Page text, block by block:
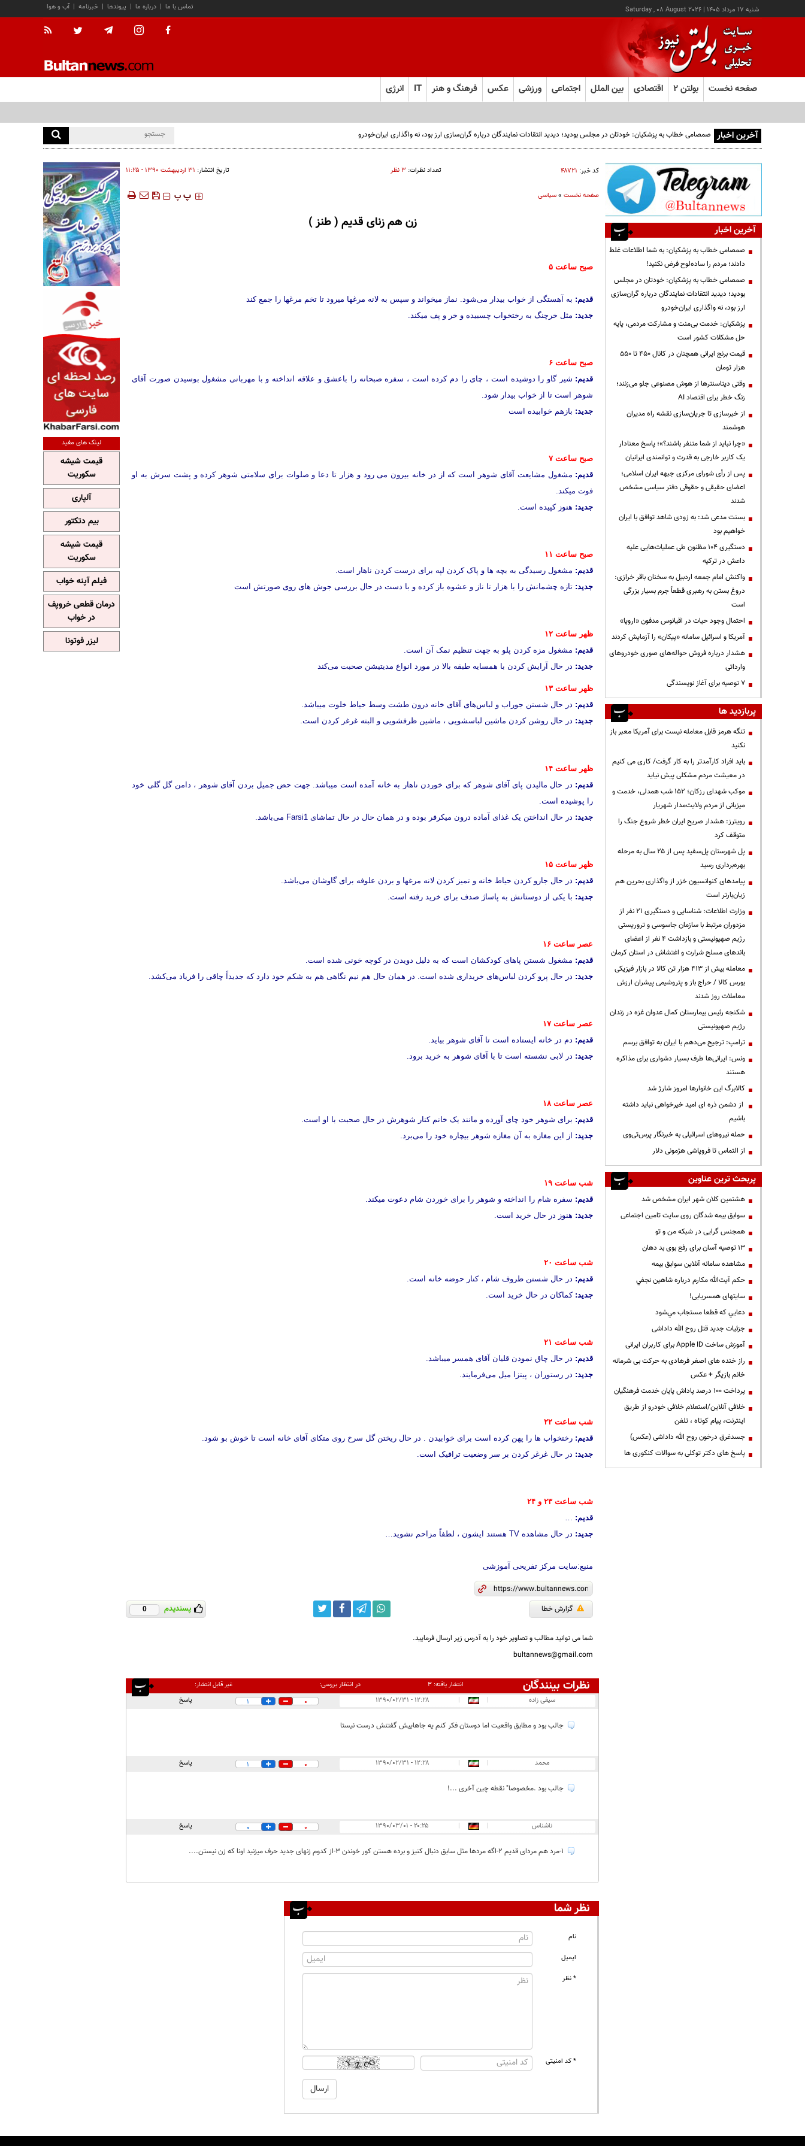
شنبه ۱۷ مرداد ۱۴۰۵ |
Saturday , 08 August 2026 آب و هوا | خبرنامه | پیوندها | درباره ما | تماس با ما
صفحه نخست بولتن ۲ اقتصادی بین الملل اجتماعی ورزشی عکس فرهنگ و هنر IT انرژی
آخرین اخبار صمصامی خطاب به پزشکیان: خودتان در مجلس بودید؛ دیدید انتقادات نمایندگان درباره گران‌سازی ارز بود، نه واگذاری ایران‌خودرو
کد خبر: ۴۸۷۲۱ تعداد نظرات: ۳ نظر تاریخ انتشار: ۳۱ ارديبهشت ۱۳۹۰ - ۱۱:۲۵
صفحه نخست»سیاسی ‍‍‍ پ پ
زن هم زنای قدیم ( طنز )
صبح ساعت ۵
قدیم: به آهستگی از خواب بیدار می‌شود. نماز میخواند و سپس به لانه مرغها میرود تا تخم مرغها را جمع کند
جدید: مثل خرچنگ به رختخواب چسبیده و خر و پف میکند.
صبح ساعت ۶
قدیم: شیر گاو را دوشیده است ، چای را دم کرده است ، سفره صبحانه را باعشق و علاقه انداخته و با مهربانی مشغول بوسیدن صورت آقای
شوهر است تا از خواب بیدار شود.
جدید: بازهم خوابیده است
صبح ساعت ۷
قدیم: مشغول مشایعت آقای شوهر است که از در خانه بیرون می رود و هزار تا دعا و صلوات برای سلامتی شوهر کرده و پشت سرش به او
فوت میکند.
جدید: هنوز کپیده است.
صبح ساعت ۱۱
قدیم: مشغول رسیدگی به بچه ها و پاک کردن لپه برای درست کردن ناهار است.
جدید: تازه چشمانش را با هزار تا ناز و عشوه باز کرده و با دست در حال بررسی جوش های روی صورتش است
ظهر ساعت ۱۲
قدیم: مشغول مزه کردن پلو به جهت تنظیم نمک آن است.
جدید: در حال آرایش کردن با همسایه طبقه بالا در مورد انواع مدیتیشن صحبت می‌کند
ظهر ساعت ۱۳
قدیم: در حال شستن جوراب و لباس‌های آقای خانه درون طشت وسط حیاط خلوت میباشد.
جدید: در حال روشن کردن ماشین لباسشویی ، ماشین ظرفشویی و البته غرغر کردن است.
ظهر ساعت ۱۴
قدیم: در حال مالیدن پای آقای شوهر که برای خوردن ناهار به خانه آمده است میباشد. جهت حض جمیل بردن آقای شوهر ، دامن گل گلی خود
را پوشیده است.
جدید: در حال انداختن یک غذای آماده درون میکرفر بوده و در همان حال در حال تماشای Farsi1 می‌باشد.
ظهر ساعت ۱۵
قدیم: در حال جارو کردن حیاط خانه و تمیز کردن لانه مرغها و بردن علوفه برای گاوشان می‌باشد.
جدید: با یکی از دوستانش به پاساژ صدف برای خرید رفته است.
عصر ساعت ۱۶
قدیم: مشغول شستن پاهای کودکشان است که به دلیل دویدن در کوچه خونی شده است.
جدید: در حال پرو کردن لباس‌های خریداری شده است. در همان حال هم نیم نگاهی هم به شکم خود دارد که جدیداً چاقی را فریاد می‌کشد.
عصر ساعت ۱۷
قدیم: دم در خانه ایستاده است تا آقای شوهر بیاید.
جدید: در لابی نشسته است تا با آقای شوهر به خرید برود.
عصر ساعت ۱۸
قدیم: برای شوهر خود چای آورده و مانند یک خانم کنار شوهرش در حال صحبت با او است.
جدید: از این مغازه به آن مغازه شوهر بیچاره خود را می‌برد.
شب ساعت ۱۹
قدیم: سفره شام را انداخته و شوهر را برای خوردن شام دعوت میکند.
جدید: هنوز در حال خرید است.
شب ساعت ۲۰
قدیم: در حال شستن ظروف شام ، کنار حوضه خانه است.
جدید: کماکان در حال خرید است.
شب ساعت ۲۱
قدیم: در حال چاق نمودن قلیان آقای همسر میباشد.
جدید: در رستوران ، پیتزا میل می‌فرمایند.
شب ساعت ۲۲
قدیم: رختخواب ها را پهن کرده است برای خوابیدن . در حال ریختن گل سرخ روی متکای آقای خانه است تا خوش بو شود.
جدید: در حال غرغر کردن بر سر وضعیت ترافیک است.
شب ساعت ۲۳ و ۲۴
قدیم: …
جدید: در حال مشاهده TV هستند ایشون ، لطفاً مزاحم نشوید…
منبع:سایت مرکز تفریحی آموزشی
گزارش خطا پسندیدم 0
شما می توانید مطالب و تصاویر خود را به آدرس زیر ارسال فرمایید.
bultannews@gmail.com
نظرات بینندگان انتشار یافته:۳ در انتظار بررسی: غیر قابل انتشار:
سیفی زاده |
| ۱۲:۲۸ - ۱۳۹۰/۰۲/۳۱ 0
1 پاسخ
جالب بود و مطابق واقعیت اما دوستان فکر کنم یه جاهاییش گفتنش درست نیستا
محمد |
| ۱۲:۲۸ - ۱۳۹۰/۰۲/۳۱ 0
1 پاسخ
جالب بود .مخصوصا" نقطه چین آخری ...!
ناشناس |
| ۲۰:۲۵ - ۱۳۹۰/۰۳/۰۱ 0
0 پاسخ
نظر شما
نام
ایمیل
* نظر
* کد امنیتی
آخرین اخبار
صمصامی خطاب به پزشکیان: به شما اطلاعات غلط
دادند؛ مردم را ساده‌لوح فرض نکنید!
صمصامی خطاب به پزشکیان: خودتان در مجلس
بودید؛ دیدید انتقادات نمایندگان درباره گران‌سازی
ارز بود، نه واگذاری ایران‌خودرو
پزشکیان: خدمت بی‌منت و مشارکت مردمی، پایه
حل مشکلات کشور است
قیمت‌ برنج ایرانی همچنان در کانال ۴۵۰ تا ۵۵۰
هزار تومان
وقتی دیتاسنترها از هوش مصنوعی جلو می‌زنند؛
زنگ خطر برای اقتصاد AI
از خبرسازی تا جریان‌سازی نقشه راه مدیران
هوشمند
«چرا نباید از شما متنفر باشند؟»؛ پاسخ معنادار
یک کاربر خارجی به قدرت و توانمندی ایرانیان
پس از رأی شورای مرکزی جبهه ایران اسلامی؛
اعضای حقیقی و حقوقی دفتر سیاسی مشخص
شدند
بسنت مدعی شد: به زودی شاهد توافق با ایران
خواهیم بود
دستگیری ۱۰۴ مظنون طی عملیات‌هایی علیه
داعش در ترکیه
واکنش امام جمعه اردبیل به سخنان باقر خرازی:
دروغ بستن به رهبری قطعاً جرم بسیار بزرگی
است
احتمال وجود حیات در اقیانوس مدفون «اروپا»
آمریکا و اسرائیل سامانه «پیکان» را آزمایش کردند
هشدار درباره فروش حواله‌های صوری خودروهای
وارداتی
۷ توصیه برای آغاز نویسندگی
پربازدید ها
تنگه هرمز قابل معامله نیست برای آمریکا معبر باز
نکنید
باید افراد کارآمدتر را به کار گرفت/ کاری می کنیم
در معیشت مردم مشکلی پیش نیاید
موکب شهدای رزکان؛ ۱۵۲ شب همدلی، خدمت و
میزبانی از مردم ولایت‌مدار شهریار
رویترز: هشدار صریح ایران خطر شروع جنگ را
متوقف کرد
پل شهرستان پل‌سفید پس از ۲۵ سال به مرحله
بهره‌برداری رسید
پیامدهای کنوانسیون خزر از واگذاری بحرین هم
زیان‌بارتر است
وزارت اطلاعات: شناسایی و دستگیری ۲۱ نفر از
مزدوران مرتبط با سازمان جاسوسی و تروریستی
رژیم صهیونیستی و بازداشت ۴ نفر از اعضای
باندهای مسلح شرارت و اغتشاش در استان کرمان
معامله بیش از ۴۱۳ هزار تن کالا در بازار فیزیکی
بورس کالا / حراج باز و پتروشیمی پیشران ارزش
معاملات روز شدند
شکنجه رئیس بیمارستان کمال عدوان غزه در زندان
رژیم صهیونیستی
ترامپ: ترجیح می‌دهم با ایران به توافق برسم
ونس: ایرانی‌ها طرف بسیار دشواری برای مذاکره
هستند
کالابرگ این خانوارها امروز شارژ شد
از دشمن ذره ای امید خیرخواهی نباید داشته
باشیم
حمله نیروهای اسرائیلی به خبرنگار پرس‌تی‌وی
از التماس تا فروپاشی هژمونی دلار
پربحث ترین عناوین
هشتمین کلان شهر ایران مشخص شد
سوابق بیمه شدگان روی سایت تامین اجتماعی
همجنس گرایی در شبکه من و تو
13 توصیه آسان برای رفع بوی بد دهان
مشاهده سامانه آنلاين سوابق بیمه
حكم آيت‌الله مكارم درباره شاهين نجفي
سایتهای همسریابی!
دعايي كه قطعا مستجاب مي‌شود
جزئیات جدید قتل روح الله داداشی
آموزش ساخت Apple ID برای کاربران ایرانی
راز خنده های اصغر فرهادی به حرکت بی شرمانه
خانم بازیگر + عکس
پرداخت ۱۰۰ درصد پاداش پایان خدمت فرهنگیان
خلافی آنلاین/استعلام خلافی خودرو از طریق
اینترنت، پیام کوتاه ، تلفن
جسدغرق درخون روح الله داداشی (عکس)
پاسخ های دکتر توکلی به سوالات کنکوری ها
لینک های مفید
قیمت شیشه
سکوریت
آلپاری
بیم دتکتور
قیمت شیشه
سکوریت
فیلم آپنه خواب
درمان قطعی خروپف
در خواب
لیزر فوتونا